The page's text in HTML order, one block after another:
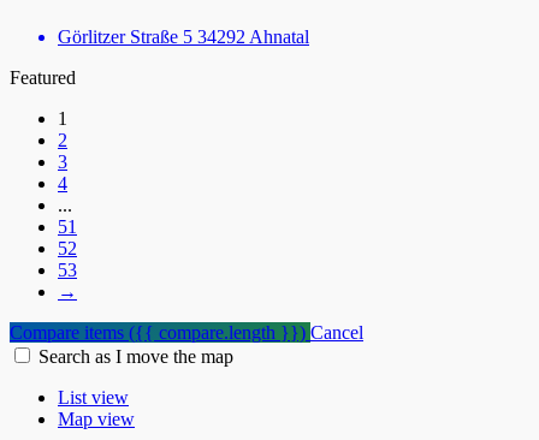
Görlitzer Straße 5 34292 Ahnatal
Featured
1
2
3
4
...
51
52
53
→
Compare items ({{ compare.length }}) Cancel
Search as I move the map
List view
Map view